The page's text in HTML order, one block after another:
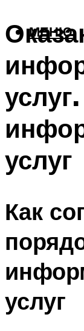
МЕНЮ
услуг
Как
услуг